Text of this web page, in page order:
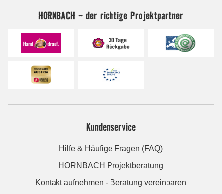
HORNBACH - der richtige Projektpartner
Kundenservice
Hilfe & Häufige Fragen (FAQ)
HORNBACH Projektberatung
Kontakt aufnehmen - Beratung vereinbaren